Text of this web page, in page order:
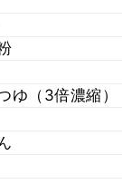
ゆ（3倍濃縮）